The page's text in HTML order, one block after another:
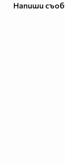
Напиши